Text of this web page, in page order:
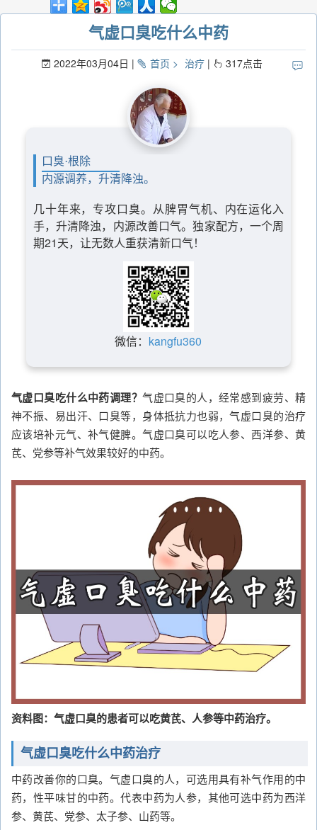
气虚口臭吃什么中药
2022年03月04日 首页 治疗 317点击
口臭·根除
内源调养，升清降浊。
几十年来，专攻口臭。从脾胃气机、内在运化入
手，升清降浊，内源改善口气。独家配方，一个周
期21天，让无数人重获清新口气！
微信： kangfu360
气虚口臭吃什么中药调理？气虚口臭的人，经常感到疲劳、精
神不振、易出汗、口臭等，身体抵抗力也弱，气虚口臭的治疗
应该培补元气、补气健脾。气虚口臭可以吃人参、西洋参、黄
芪、党参等补气效果较好的中药。
资料图：气虚口臭的患者可以吃黄芪、人参等中药治疗。
气虚口臭吃什么中药治疗
中药改善你的口臭。气虚口臭的人，可选用具有补气作用的中
药，性平味甘的中药。代表中药为人参，其他可选中药为西洋
参、黄芪、党参、太子参、山药等。